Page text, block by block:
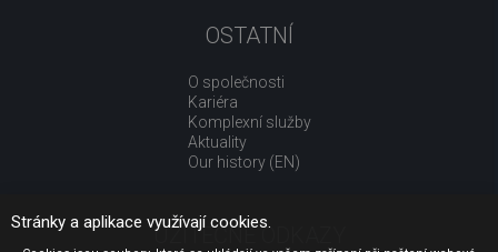
OSTATNÍ
O společnosti
Kariéra
Komplexní služby
Aktuality
Our history (EN)
UŽITEČNÉ ODKAZY
Stránky a aplikace využívají cookies.